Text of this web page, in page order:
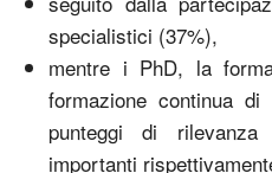
specialistici (37%),
mentre i PhD, la
formazione continua
punteggi di
importanti